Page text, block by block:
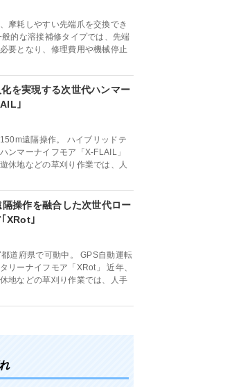
摩耗しやすい先端爪を交換でき
的な溶接補修タイプでは、先端
要となり、修理費用や機械停止
を実現する次世代ハンマー
｣
遠隔操作。 ハイブリッドテ
ンマーナイフモア「X-FLAIL」
休地などの草刈り作業では、人
操作を融合した次世代ロー
XRot｣
道府県で可動中。 GPS自動運転
リーナイフモア「XRot」 近年、
地などの草刈り作業では、人手